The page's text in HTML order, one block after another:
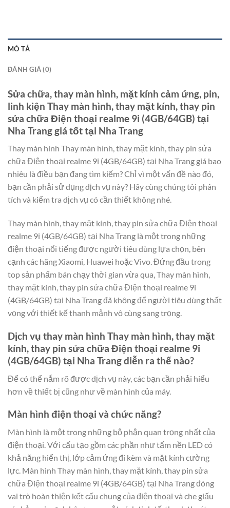
MÔ TẢ
ĐÁNH GIÁ (0)
Sửa chữa, thay màn hình, mặt kính cảm ứng, pin,
linh kiện Thay màn hình, thay mặt kính, thay pin
sửa chữa Điện thoại realme 9i (4GB/64GB) tại
Nha Trang giá tốt tại Nha Trang
Thay màn hình Thay màn hình, thay mặt kính, thay pin sửa
chữa Điện thoại realme 9i (4GB/64GB) tại Nha Trang giá bao
nhiêu là điều bạn đang tìm kiếm? Chỉ vì một vấn đề nào đó,
bạn cần phải sử dụng dịch vụ này? Hãy cùng chúng tôi phân
tích và kiểm tra dịch vụ có cần thiết không nhé.
Thay màn hình, thay mặt kính, thay pin sửa chữa Điện thoại
realme 9i (4GB/64GB) tại Nha Trang là một trong những
điện thoại nổi tiếng được người tiêu dùng lựa chọn, bên
cạnh các hãng Xiaomi, Huawei hoặc Vivo. Đứng đầu trong
top sản phẩm bán chạy thời gian vừa qua, Thay màn hình,
thay mặt kính, thay pin sửa chữa Điện thoại realme 9i
(4GB/64GB) tại Nha Trang đã không để người tiêu dùng thất
vọng với thiết kế thanh mảnh vô cùng sang trọng.
Dịch vụ thay màn hình Thay màn hình, thay mặt
kính, thay pin sửa chữa Điện thoại realme 9i
(4GB/64GB) tại Nha Trang diễn ra thế nào?
Để có thể nắm rõ được dịch vụ này, các bạn cần phải hiểu
hơn về thiết bị cũng như về màn hình của máy.
Màn hình điện thoại và chức năng?
Màn hình là một trong những bộ phận quan trọng nhất của
điện thoại. Với cấu tạo gồm các phần như tấm nền LED có
khả năng hiển thị, lớp cảm ứng đi kèm và mặt kính cường
lực. Màn hình Thay màn hình, thay mặt kính, thay pin sửa
chữa Điện thoại realme 9i (4GB/64GB) tại Nha Trang đóng
vai trò hoàn thiện kết cấu chung của điện thoại và che giấu